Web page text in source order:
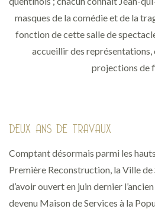
masques de la comédie et de la
fonction de cette salle de
accueillir des représentations,
projections de
DEUX ANS DE TRAVAUX
Comptant désormais parmi les
Première Reconstruction, la Ville
d’avoir ouvert en juin dernier
devenu Maison de Services à la